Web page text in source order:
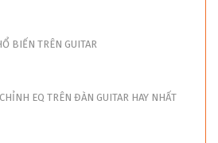
BIẾN TRÊN GUITAR
EQ TRÊN ĐÀN GUITAR HAY NHẤT